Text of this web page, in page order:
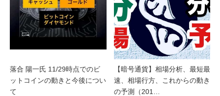
落合 陽一氏 11/29時点でのビ
ットコインの動きと今後につい
て
【暗号通貨】相場分析、最短最
速、相場行方、これからの動き
の予測（201…